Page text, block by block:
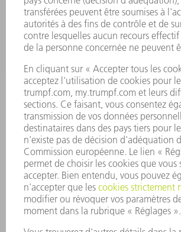
ENTREPRISE
CARRIÈRE
OFFRES
PROFIL DE L'ENTREPRISE
CONSEIL D'ADMINISTRATION
RAPPORT ANNUEL
PRINCIPES FONDAMENTAUX DE L'ENTREPRISE
CONFORMITÉ
SYSTÈME D'ALERTE
SÉCURITÉ
COMMUNIQUÉS DE PRESSE
MAGAZINE
DURABILITÉ
ENVIRONNEMENT ET CLIMAT
SOCIAL ET SOCIÉTÉ
GESTION D'ENTREPRISE